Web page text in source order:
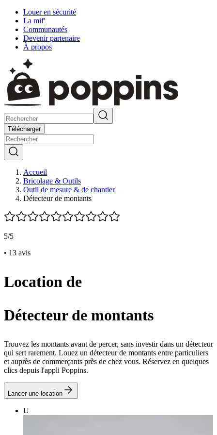
Louer en sécurité
La mif'
Communautés
Devenir partenaire
À propos
Télécharger
Accueil
Bricolage & Outils
Outil de mesure & de chantier
Détecteur de montants
5/5
• 13 avis
Location de
Détecteur de montants
Trouvez les montants avant de percer, sans investir dans un détecteur
qui sert rarement. Louez un détecteur de montants entre particuliers
et auprès de commerçants près de chez vous. Réservez en quelques
clics depuis l'appli Poppins.
Lancer une location
U